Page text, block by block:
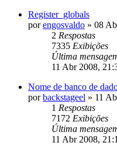
Register_globals
porengosvaldo » 08
2 Respostas
7335 Exibições
Última
11 Abr 2008,
Nome de banco de
porbackstageel » 11
1 Respostas
7172 Exibições
Última
11 Abr 2008,